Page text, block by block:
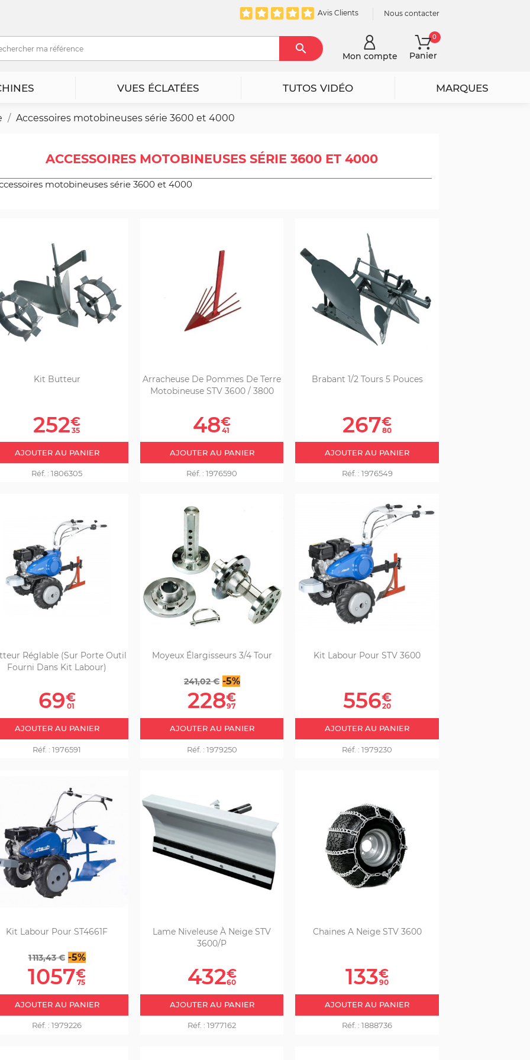
Avis Clients Nous contacter
RechercherMon compte Panier
0
VUES ÉCLATÉES TUTOS VIDÉO MARQUES
Accessoires motobineuses série 3600 et 4000
ACCESSOIRES MOTOBINEUSES SÉRIE 3600 ET 4000
motobineuses série 3600 et 4000
Kit Butteur
Prix
252€
35
AJOUTER AU PANIER
Réf. : 1806305
Arracheuse De Pommes De Terre
Motobineuse STV 3600 / 3800
Prix
48€
41
AJOUTER AU PANIER
Réf. : 1976590
Brabant 1/2 Tours 5 Pouces
Prix
267€
80
AJOUTER AU PANIER
Réf. : 1976549
Réglable (sur Porte Outil
Fourni Dans Kit Labour)
Prix
69€
01
AJOUTER AU PANIER
Réf. : 1976591
Moyeux Élargisseurs 3/4 Tour
Prix
de
base
241,02 € -5%Prix
228€
97
AJOUTER AU PANIER
Réf. : 1979250
Kit Labour Pour STV 3600
Prix
556€
20
AJOUTER AU PANIER
Réf. : 1979230
Kit Labour Pour ST4661F
Prix
de
base
1 113,43 € -5%Prix
1057€
75
AJOUTER AU PANIER
Réf. : 1979226
Lame Niveleuse À Neige STV
3600/P
Prix
432€
60
AJOUTER AU PANIER
Réf. : 1977162
Chaines A Neige STV 3600
Prix
133€
90
AJOUTER AU PANIER
Réf. : 1888736